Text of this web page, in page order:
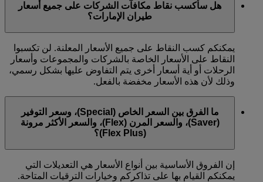
هل سأكسب نقاط مكافآت الشركات على جميع أسعار
طيران الإمارات؟
يمكنكم كسب النقاط على جميع الأسعار المعلنة. لن تكسبوا
النقاط على الأسعار الخاصة بالشركات والمجموعات وأسعار
الرحلات أو أية أسعار أخرى يتم التفاوض عليها بشكل رسمي،
وذلك لأن هذه الأسعار مخفضة بالفعل.
ما الفرق بين السعر الخاص (Special)، وسعر التوفير
(Saver)، والسعر المرن (Flex)، والسعر الأكثر مرونة
(Flex Plus)؟
إن الفروق الأساسية بين أنواع الأسعار هي التعديلات التي
يمكنكم القيام بها على تذاكركم وخيارات الترقيات المتاحة.